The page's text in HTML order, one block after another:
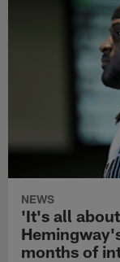
NEWS
'It's all
months of